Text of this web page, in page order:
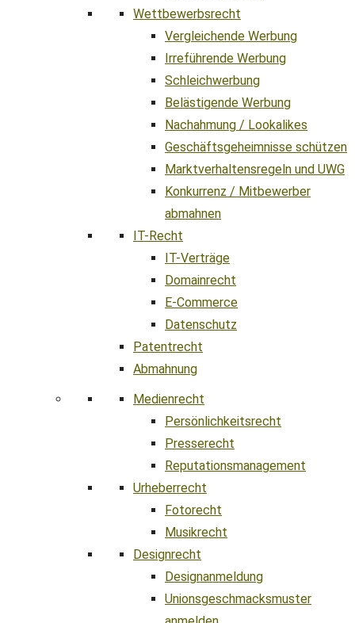
Wettbewerbsrecht
Vergleichende Werbung
Irreführende Werbung
Schleichwerbung
Belästigende Werbung
Nachahmung / Lookalikes
Geschäftsgeheimnisse schützen
Marktverhaltensregeln und UWG
Konkurrenz / Mitbewerber
abmahnen
IT-Recht
IT-Verträge
Domainrecht
E-Commerce
Datenschutz
Patentrecht
Abmahnung
Medienrecht
Persönlichkeitsrecht
Presserecht
Reputationsmanagement
Urheberrecht
Fotorecht
Musikrecht
Designrecht
Designanmeldung
Unionsgeschmacksmuster